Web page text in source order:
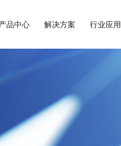
品中心 解决方案 行业应用